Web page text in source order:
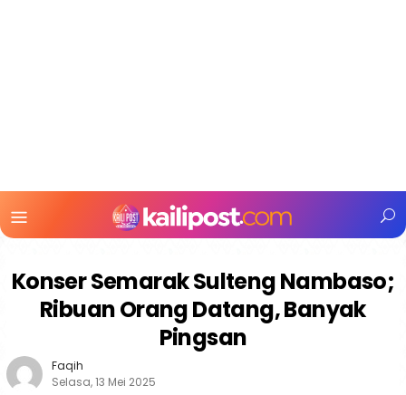
Mobile
Konser Semarak Sulteng Nambaso;
Ribuan Orang Datang, Banyak
Pingsan
Faqih
Selasa, 13 Mei 2025